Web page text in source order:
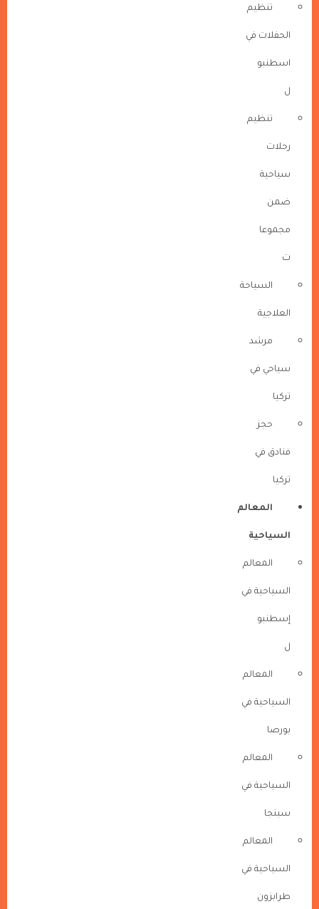
تنظيم
الحفلات في
اسطنبو
ل
تنظيم
رحلات
سياحية
ضمن
مجموعا
ت
السياحة
العلاجية
مرشد
سياحي في
تركيا
حجز
فنادق في
تركيا
المعالم
السياحية
المعالم
السياحية في
إسطنبو
ل
المعالم
السياحية في
بورصا
المعالم
السياحية في
سبنجا
المعالم
السياحية في
طرابزون